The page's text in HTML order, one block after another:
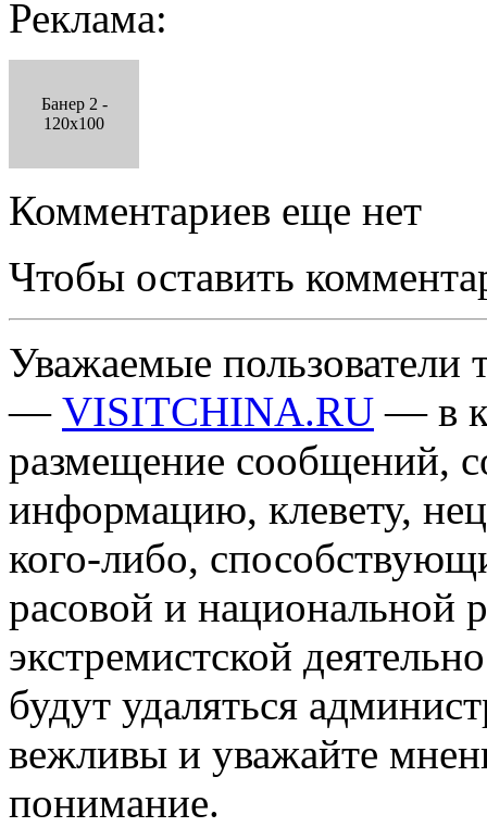
Реклама:
Банер 2 -
120x100
Комментариев еще нет
Чтобы оставить
Уважаемые пользователи
— VISITCHINA.RU — в
размещение сообщений,
информацию, клевету,
кого-либо,
расовой и национальной
экстремистской
будут удаляться
вежливы и уважайте
понимание.